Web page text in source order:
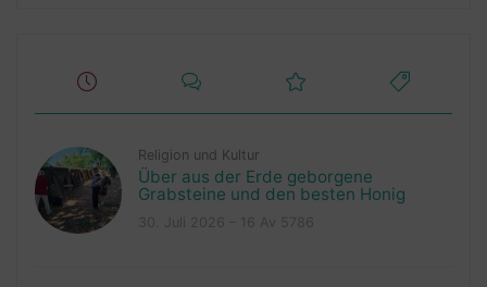
Religion und Kultur
Über aus der Erde geborgene
Grabsteine und den besten Honig